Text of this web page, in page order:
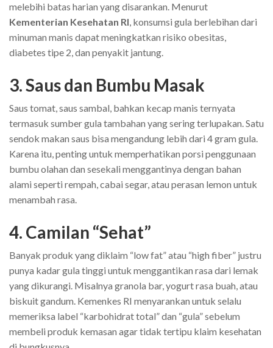
melebihi batas harian yang disarankan. Menurut
Kementerian Kesehatan RI, konsumsi gula berlebihan dari
minuman manis dapat meningkatkan risiko obesitas,
diabetes tipe 2, dan penyakit jantung.
3. Saus dan Bumbu Masak
Saus tomat, saus sambal, bahkan kecap manis ternyata
termasuk sumber gula tambahan yang sering terlupakan. Satu
sendok makan saus bisa mengandung lebih dari 4 gram gula.
Karena itu, penting untuk memperhatikan porsi penggunaan
bumbu olahan dan sesekali menggantinya dengan bahan
alami seperti rempah, cabai segar, atau perasan lemon untuk
menambah rasa.
4. Camilan “Sehat”
Banyak produk yang diklaim “low fat” atau “high fiber” justru
punya kadar gula tinggi untuk menggantikan rasa dari lemak
yang dikurangi. Misalnya granola bar, yogurt rasa buah, atau
biskuit gandum. Kemenkes RI menyarankan untuk selalu
memeriksa label “karbohidrat total” dan “gula” sebelum
membeli produk kemasan agar tidak tertipu klaim kesehatan